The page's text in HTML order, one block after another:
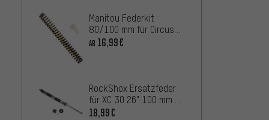
Manitou Federkit
80/100 mm für Circus
Expert / Minute Expert /
AB 16,99€
RockShox Ersatzfeder
für XC 30 26" 100 mm ab
Modell 2012
18,99€